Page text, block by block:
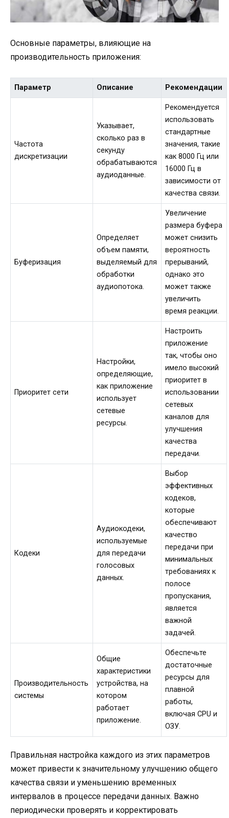
Основные параметры, влияющие на
производительность приложения:
Параметр Описание Рекомендации
Частота
дискретизации
Указывает,
сколько раз в
секунду
обрабатываются
аудиоданные.
Рекомендуется
использовать
стандартные
значения, такие
как 8000 Гц или
16000 Гц в
зависимости от
качества связи.
Буферизация
Определяет
объем памяти,
выделяемый для
обработки
аудиопотока.
Увеличение
размера буфера
может снизить
вероятность
прерываний,
однако это
может также
увеличить
время реакции.
Приоритет сети
Настройки,
определяющие,
как приложение
использует
сетевые
ресурсы.
Настроить
приложение
так, чтобы оно
имело высокий
приоритет в
использовании
сетевых
каналов для
улучшения
качества
передачи.
Кодеки
Аудиокодеки,
используемые
для передачи
голосовых
данных.
Выбор
эффективных
кодеков,
которые
обеспечивают
качество
передачи при
минимальных
требованиях к
полосе
пропускания,
является
важной
задачей.
Производительность
системы
Общие
характеристики
устройства, на
котором
работает
приложение.
Обеспечьте
достаточные
ресурсы для
плавной
работы,
включая CPU и
ОЗУ.
Правильная настройка каждого из этих параметров
может привести к значительному улучшению общего
качества связи и уменьшению временных
интервалов в процессе передачи данных. Важно
периодически проверять и корректировать